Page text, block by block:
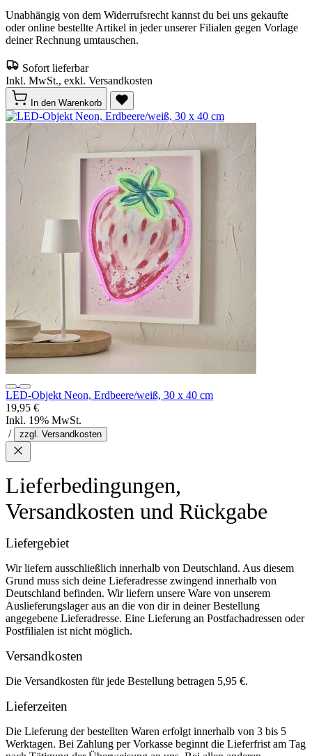
Unabhängig von dem Widerrufsrecht kannst du bei uns gekaufte
oder online bestellte Artikel in jeder unserer Filialen gegen Vorlage
deiner Rechnung umtauschen.
Sofort lieferbar
Inkl. MwSt., exkl. Versandkosten
In den Warenkorb
LED-Objekt Neon, Erdbeere/weiß, 30 x 40 cm
19,95 €
Inkl. 19% MwSt.
/
zzgl. Versandkosten
Lieferbedingungen,
Versandkosten und Rückgabe
Liefergebiet
Wir liefern ausschließlich innerhalb von Deutschland. Aus diesem
Grund muss sich deine Lieferadresse zwingend innerhalb von
Deutschland befinden. Wir liefern unsere Ware von unserem
Auslieferungslager aus an die von dir in deiner Bestellung
angegebene Lieferadresse. Eine Lieferung an Postfachadressen oder
Postfilialen ist nicht möglich.
Versandkosten
Die Versandkosten für jede Bestellung betragen 5,95 €.
Lieferzeiten
Die Lieferung der bestellten Waren erfolgt innerhalb von 3 bis 5
Werktagen. Bei Zahlung per Vorkasse beginnt die Lieferfrist am Tag